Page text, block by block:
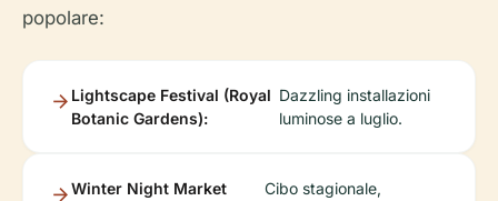
popolare:
Lightscape Festival (Royal
Botanic Gardens):
Dazzling installazioni
luminose a luglio.
Winter Night Market
Cibo stagionale,